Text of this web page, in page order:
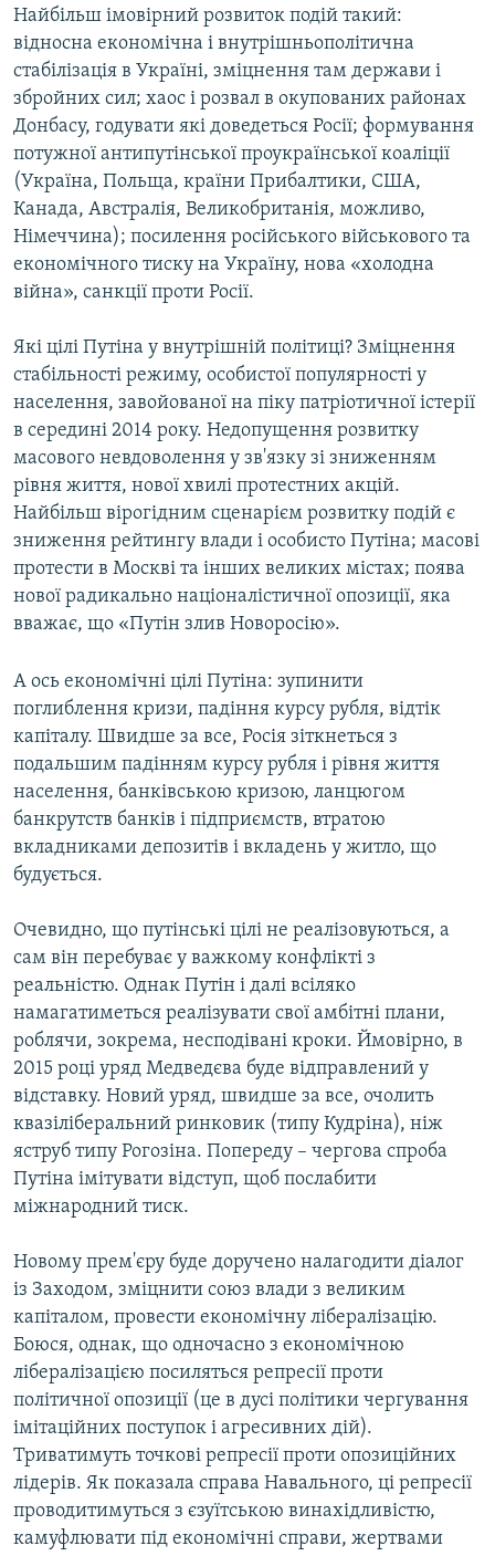
Найбільш імовірний розвиток подій такий:
відносна економічна і внутрішньополітична
стабілізація в Україні, зміцнення там держави і
збройних сил; хаос і розвал в окупованих районах
Донбасу, годувати які доведеться Росії; формування
потужної антипутінської проукраїнської коаліції
(Україна, Польща, країни Прибалтики, США,
Канада, Австралія, Великобританія, можливо,
Німеччина); посилення російського військового та
економічного тиску на Україну, нова «холодна
війна», санкції проти Росії.
Які цілі Путіна у внутрішній політиці? Зміцнення
стабільності режиму, особистої популярності у
населення, завойованої на піку патріотичної істерії
в середині 2014 року. Недопущення розвитку
масового невдоволення у зв'язку зі зниженням
рівня життя, нової хвилі протестних акцій.
Найбільш вірогідним сценарієм розвитку подій є
зниження рейтингу влади і особисто Путіна; масові
протести в Москві та інших великих містах; поява
нової радикально націоналістичної опозиції, яка
вважає, що «Путін злив Новоросію».
А ось економічні цілі Путіна: зупинити
поглиблення кризи, падіння курсу рубля, відтік
капіталу. Швидше за все, Росія зіткнеться з
подальшим падінням курсу рубля і рівня життя
населення, банківською кризою, ланцюгом
банкрутств банків і підприємств, втратою
вкладниками депозитів і вкладень у житло, що
будується.
Очевидно, що путінські цілі не реалізовуються, а
сам він перебуває у важкому конфлікті з
реальністю. Однак Путін і далі всіляко
намагатиметься реалізувати свої амбітні плани,
роблячи, зокрема, несподівані кроки. Ймовірно, в
2015 році уряд Медведєва буде відправлений у
відставку. Новий уряд, швидше за все, очолить
квазіліберальний ринковик (типу Кудріна), ніж
яструб типу Рогозіна. Попереду – чергова спроба
Путіна імітувати відступ, щоб послабити
міжнародний тиск.
Новому прем'єру буде доручено налагодити діалог
із Заходом, зміцнити союз влади з великим
капіталом, провести економічну лібералізацію.
Боюся, однак, що одночасно з економічною
лібералізацією посиляться репресії проти
політичної опозиції (це в дусі політики чергування
імітаційних поступок і агресивних дій).
Триватимуть точкові репресії проти опозиційних
лідерів. Як показала справа Навального, ці репресії
проводитимуться з єзуїтською винахідливістю,
камуфлювати під економічні справи, жертвами